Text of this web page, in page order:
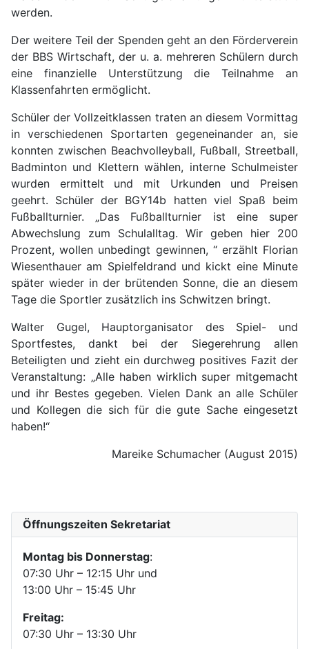
werden.
Der weitere Teil der Spenden geht an den Förderverein
der BBS Wirtschaft, der u. a. mehreren Schülern durch
eine finanzielle Unterstützung die Teilnahme an
Klassenfahrten ermöglicht.
Schüler der Vollzeitklassen traten an diesem Vormittag
in verschiedenen Sportarten gegeneinander an, sie
konnten zwischen Beachvolleyball, Fußball, Streetball,
Badminton und Klettern wählen, interne Schulmeister
wurden ermittelt und mit Urkunden und Preisen
geehrt. Schüler der BGY14b hatten viel Spaß beim
Fußballturnier. „Das Fußballturnier ist eine super
Abwechslung zum Schulalltag. Wir geben hier 200
Prozent, wollen unbedingt gewinnen, “ erzählt Florian
Wiesenthauer am Spielfeldrand und kickt eine Minute
später wieder in der brütenden Sonne, die an diesem
Tage die Sportler zusätzlich ins Schwitzen bringt.
Walter Gugel, Hauptorganisator des Spiel- und
Sportfestes, dankt bei der Siegerehrung allen
Beteiligten und zieht ein durchweg positives Fazit der
Veranstaltung: „Alle haben wirklich super mitgemacht
und ihr Bestes gegeben. Vielen Dank an alle Schüler
und Kollegen die sich für die gute Sache eingesetzt
haben!“
Mareike Schumacher (August 2015)
Öffnungszeiten Sekretariat
Montag bis Donnerstag:
07:30 Uhr – 12:15 Uhr und
13:00 Uhr – 15:45 Uhr
Freitag:
07:30 Uhr – 13:30 Uhr